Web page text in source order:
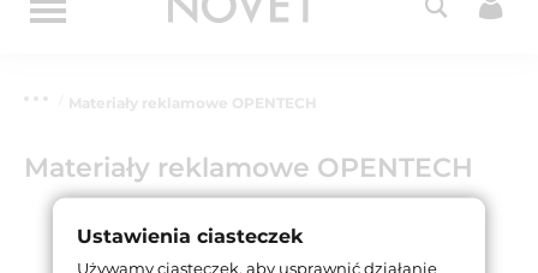
Materiały reklamowe OPENTECH
Materiały reklamowe OPENTECH
Aby przybliżyć rozwiązania
Ustawienia ciasteczek
Używamy ciasteczek, aby usprawnić działanie